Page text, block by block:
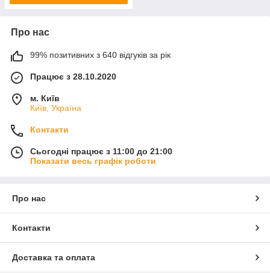
Про нас
99% позитивних з 640 відгуків за рік
Працює з 28.10.2020
м. Київ
Київ, Україна
Контакти
Сьогодні працює з 11:00 до 21:00
Показати весь графік роботи
Про нас
Контакти
Доставка та оплата